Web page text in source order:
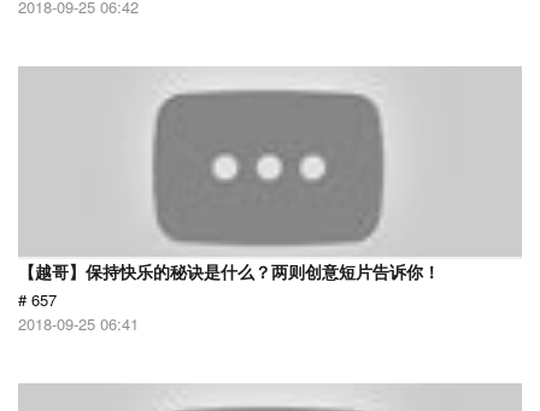
2018-09-25 06:42
【越哥】保持快乐的秘诀是什么？两则创意短片告诉你！
# 657
2018-09-25 06:41